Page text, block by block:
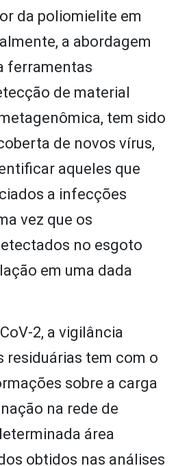
da poliomielite em
a abordagem
ferramentas
de material
tem sido
de novos vírus,
aqueles que
a infecções
vez que os
no esgoto
em uma dada
2, a vigilância
residuárias tem com o
sobre a carga
na rede de
área
obtidos nas análises